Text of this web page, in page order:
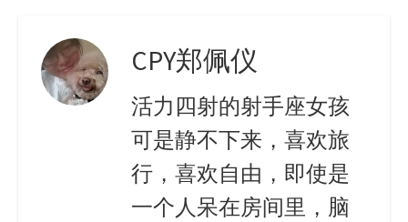
CPY郑佩仪
活力四射的射手座女孩
可是静不下来，喜欢旅
行，喜欢自由，即使是
一个人呆在房间里，脑